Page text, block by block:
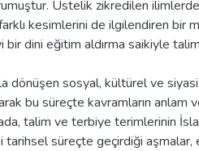
Üstelik zikredilen
kesimlerini de ilgilendiren bir
dini eğitim aldırma saikiyle
dönüşen sosyal, kültürel ve siyasi
bu süreçte kavramların anlam
talim ve terbiye terimlerinin
tarihsel süreçte geçirdiği aşmalar,